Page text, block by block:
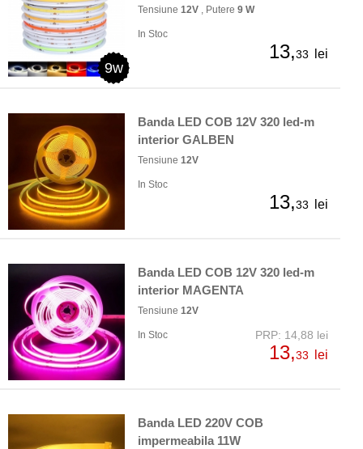
9w
Tensiune 12V , Putere 9 W
In Stoc
13,33 lei
Banda LED COB 12V 320 led-m
interior GALBEN
Tensiune 12V
In Stoc
13,33 lei
Banda LED COB 12V 320 led-m
interior MAGENTA
Tensiune 12V
In Stoc PRP: 14,88 lei
13,33 lei
Banda LED 220V COB
impermeabila 11W